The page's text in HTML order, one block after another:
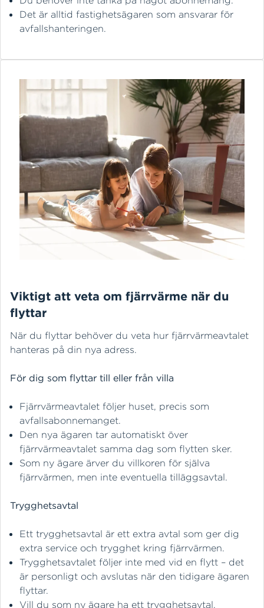
Det är alltid fastighetsägaren som ansvarar för
avfallshanteringen.
Viktigt att veta om fjärrvärme när du
flyttar
När du flyttar behöver du veta hur fjärrvärmeavtalet
hanteras på din nya adress.
För dig som flyttar till eller från villa
Fjärrvärmeavtalet följer huset, precis som
avfallsabonnemanget.
Den nya ägaren tar automatiskt över
fjärrvärmeavtalet samma dag som flytten sker.
Som ny ägare ärver du villkoren för själva
fjärrvärmen, men inte eventuella tilläggsavtal.
Trygghetsavtal
Ett trygghetsavtal är ett extra avtal som ger dig
extra service och trygghet kring fjärrvärmen.
Trygghetsavtalet följer inte med vid en flytt – det
är personligt och avslutas när den tidigare ägaren
flyttar.
Vill du som ny ägare ha ett trygghetsavtal,